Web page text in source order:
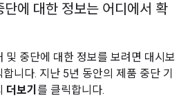
에 대한 정보는 어디에서 확
및 중단에 대한 정보를 보려면 대시보
니다. 지난 5년 동안의 제품 중단 기
더보기 를 클릭합니다.